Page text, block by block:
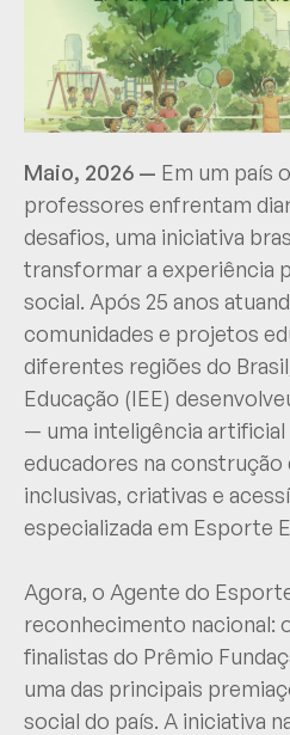
Maio, 2026 — Em um país
professores enfrentam
desafios, uma iniciativa
transformar a experiência
social. Após 25 anos
comunidades e projetos
diferentes regiões do
Educação (IEE)
— uma inteligência artificial
educadores na construção
inclusivas, criativas e
especializada em Esporte
Agora, o Agente do
reconhecimento nacional:
finalistas do Prêmio
uma das principais
social do país. A iniciativa